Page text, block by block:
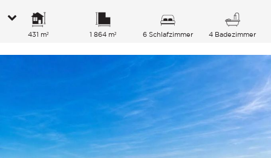
431 m² 1 864 m² 6 Schlafzimmer 4 Badezimmer